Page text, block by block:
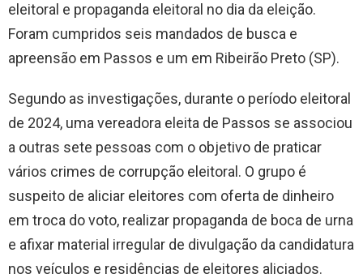
eleitoral e propaganda eleitoral no dia da eleição.
Foram cumpridos seis mandados de busca e
apreensão em Passos e um em Ribeirão Preto (SP).
Segundo as investigações, durante o período eleitoral
de 2024, uma vereadora eleita de Passos se associou
a outras sete pessoas com o objetivo de praticar
vários crimes de corrupção eleitoral. O grupo é
suspeito de aliciar eleitores com oferta de dinheiro
em troca do voto, realizar propaganda de boca de urna
e afixar material irregular de divulgação da candidatura
nos veículos e residências de eleitores aliciados.